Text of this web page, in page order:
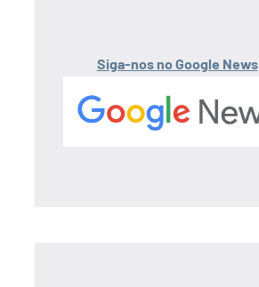
Siga-nos no Google News